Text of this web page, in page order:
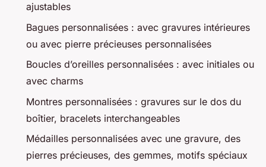
ajustables
Bagues personnalisées : avec gravures intérieures
ou avec pierre précieuses personnalisées
Boucles d’oreilles personnalisées : avec initiales ou
avec charms
Montres personnalisées : gravures sur le dos du
boîtier, bracelets interchangeables
Médailles personnalisées avec une gravure, des
pierres précieuses, des gemmes, motifs spéciaux